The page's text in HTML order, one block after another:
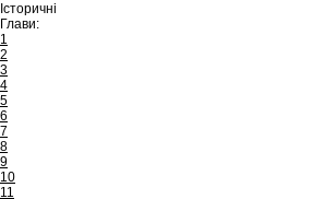
Історичні
Глави:
1
2
3
4
5
6
7
8
9
10
11